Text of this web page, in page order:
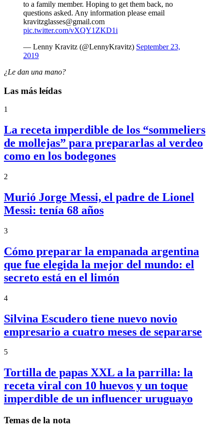
to a family member. Hoping to get them back, no
questions asked. Any information please email
kravitzglasses@gmail.com
pic.twitter.com/vXQY1ZKD1i
— Lenny Kravitz (@LennyKravitz) September 23,
2019
¿Le dan una mano?
Las más leídas
1
La receta imperdible de los “sommeliers
de mollejas” para prepararlas al verdeo
como en los bodegones
2
Murió Jorge Messi, el padre de Lionel
Messi: tenía 68 años
3
Cómo preparar la empanada argentina
que fue elegida la mejor del mundo: el
secreto está en el limón
4
Silvina Escudero tiene nuevo novio
empresario a cuatro meses de separarse
5
Tortilla de papas XXL a la parrilla: la
receta viral con 10 huevos y un toque
imperdible de un influencer uruguayo
Temas de la nota